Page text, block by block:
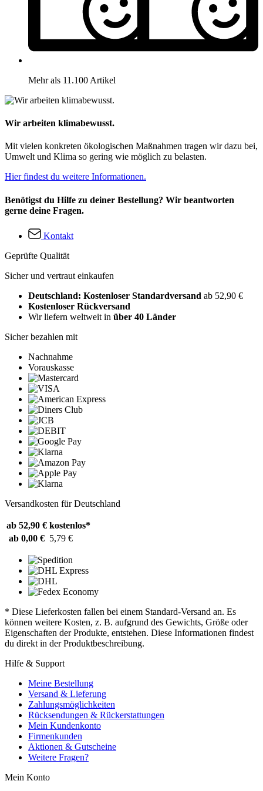
Mehr als 11.100 Artikel
Wir arbeiten klimabewusst.
Mit vielen konkreten ökologischen Maßnahmen tragen wir dazu bei,
Umwelt und Klima so gering wie möglich zu belasten.
Hier findest du weitere Informationen.
Benötigst du Hilfe zu deiner Bestellung? Wir beantworten
gerne deine Fragen.
Kontakt
Geprüfte Qualität
Sicher und vertraut einkaufen
Deutschland: Kostenloser Standardversand ab 52,90 €
Kostenloser Rückversand
Wir liefern weltweit in über 40 Länder
Sicher bezahlen mit
Nachnahme
Vorauskasse
Versandkosten für Deutschland
ab 52,90 € kostenlos*
ab 0,00 € 5,79 €
* Diese Lieferkosten fallen bei einem Standard-Versand an. Es
können weitere Kosten, z. B. aufgrund des Gewichts, Größe oder
Eigenschaften der Produkte, entstehen. Diese Informationen findest
du direkt in der Produktbeschreibung.
Hilfe & Support
Meine Bestellung
Versand & Lieferung
Zahlungsmöglichkeiten
Rücksendungen & Rückerstattungen
Mein Kundenkonto
Firmenkunden
Aktionen & Gutscheine
Weitere Fragen?
Mein Konto